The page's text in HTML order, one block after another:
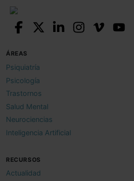
ÁREAS
Psiquiatría
Psicología
Trastornos
Salud Mental
Neurociencias
Inteligencia Artificial
RECURSOS
Actualidad